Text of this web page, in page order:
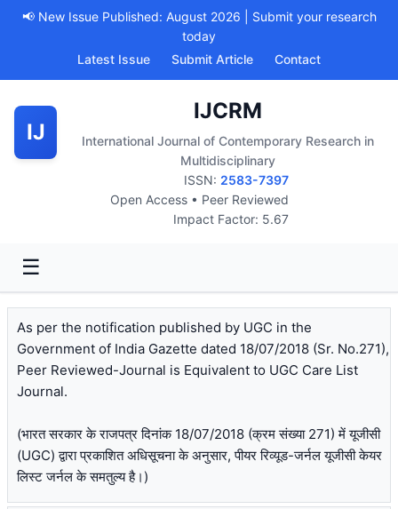
📢 New Issue Published: August 2026 | Submit your research
today
Latest Issue
Submit Article Contact
IJ
IJCRM
International Journal of Contemporary Research in
Multidisciplinary
ISSN: 2583-7397
Open Access • Peer Reviewed
Impact Factor: 5.67
☰
As per the notification published by UGC in the
Government of India Gazette dated 18/07/2018 (Sr. No.271),
Peer Reviewed-Journal is Equivalent to UGC Care List
Journal.
(भारत सरकार के राजपत्र दिनांक 18/07/2018 (क्रम संख्या 271) में यूजीसी
(UGC) द्वारा प्रकाशित अधिसूचना के अनुसार, पीयर रिव्यूड-जर्नल यूजीसी केयर
लिस्ट जर्नल के समतुल्य है।)